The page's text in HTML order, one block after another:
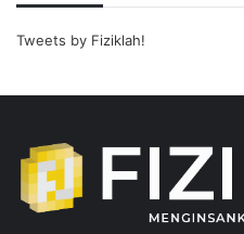
Tweets by Fiziklah!